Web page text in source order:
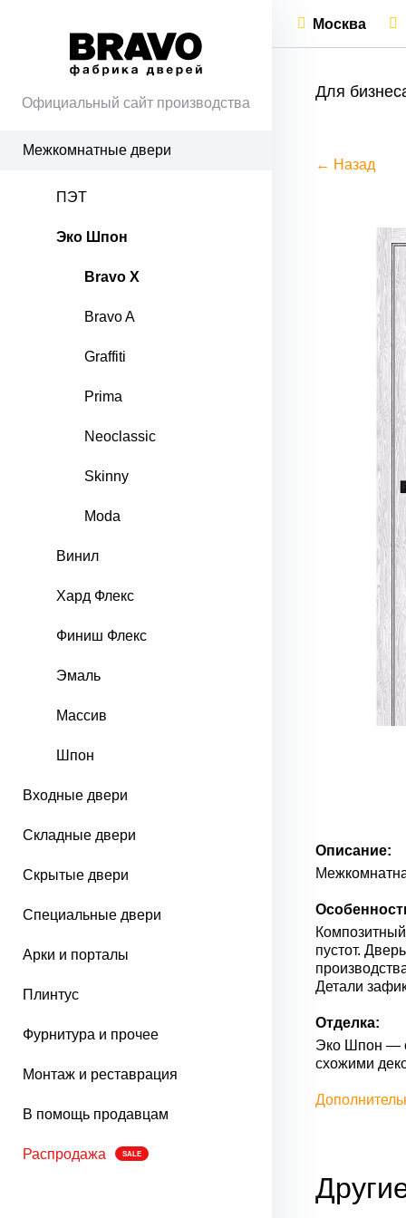
Официальный сайт производства
Межкомнатные двери
ПЭТ
Эко Шпон
Bravo X
Bravo A
Graffiti
Prima
Neoclassic
Skinny
Moda
Винил
Хард Флекс
Финиш Флекс
Эмаль
Массив
Шпон
Входные двери
Складные двери
Скрытые двери
Специальные двери
Арки и порталы
Плинтус
Фурнитура и прочее
Монтаж и реставрация
В помощь продавцам
Распродажа SALE
Москва
Для
← Назад
Описание:
пустот.
Детали
Отделка:
Эко Шпон —
схожими